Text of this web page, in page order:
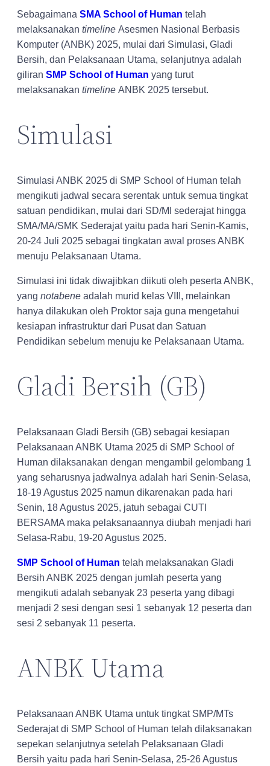
Sebagaimana SMA School of Human telah
melaksanakan timeline Asesmen Nasional Berbasis
Komputer (ANBK) 2025, mulai dari Simulasi, Gladi
Bersih, dan Pelaksanaan Utama, selanjutnya adalah
giliran SMP School of Human yang turut
melaksanakan timeline ANBK 2025 tersebut.
Simulasi
Simulasi ANBK 2025 di SMP School of Human telah
mengikuti jadwal secara serentak untuk semua tingkat
satuan pendidikan, mulai dari SD/MI sederajat hingga
SMA/MA/SMK Sederajat yaitu pada hari Senin-Kamis,
20-24 Juli 2025 sebagai tingkatan awal proses ANBK
menuju Pelaksanaan Utama.
Simulasi ini tidak diwajibkan diikuti oleh peserta ANBK,
yang notabene adalah murid kelas VIII, melainkan
hanya dilakukan oleh Proktor saja guna mengetahui
kesiapan infrastruktur dari Pusat dan Satuan
Pendidikan sebelum menuju ke Pelaksanaan Utama.
Gladi Bersih (GB)
Pelaksanaan Gladi Bersih (GB) sebagai kesiapan
Pelaksanaan ANBK Utama 2025 di SMP School of
Human dilaksanakan dengan mengambil gelombang 1
yang seharusnya jadwalnya adalah hari Senin-Selasa,
18-19 Agustus 2025 namun dikarenakan pada hari
Senin, 18 Agustus 2025, jatuh sebagai CUTI
BERSAMA maka pelaksanaannya diubah menjadi hari
Selasa-Rabu, 19-20 Agustus 2025.
SMP School of Human telah melaksanakan Gladi
Bersih ANBK 2025 dengan jumlah peserta yang
mengikuti adalah sebanyak 23 peserta yang dibagi
menjadi 2 sesi dengan sesi 1 sebanyak 12 peserta dan
sesi 2 sebanyak 11 peserta.
ANBK Utama
Pelaksanaan ANBK Utama untuk tingkat SMP/MTs
Sederajat di SMP School of Human telah dilaksanakan
sepekan selanjutnya setelah Pelaksanaan Gladi
Bersih yaitu pada hari Senin-Selasa, 25-26 Agustus